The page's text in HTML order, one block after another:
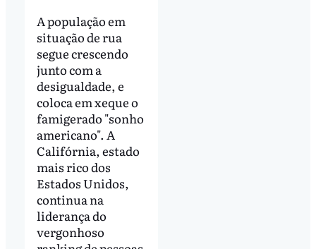
A população em
situação de rua
segue crescendo
junto com a
desigualdade, e
coloca em xeque o
famigerado "sonho
americano". A
Califórnia, estado
mais rico dos
Estados Unidos,
continua na
liderança do
vergonhoso